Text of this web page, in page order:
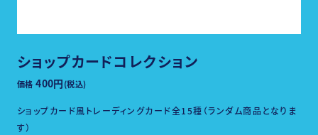
ショップカードコレクション
価格 400円(税込)
ショップカード風トレーディングカード全15種（ランダム商品となりま
す）